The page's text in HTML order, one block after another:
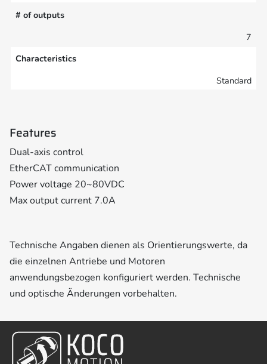
# of outputs
7
Characteristics
Standard
Features
Dual-axis control
EtherCAT communication
Power voltage 20~80VDC
Max output current 7.0A
Technische Angaben dienen als Orientierungswerte, da
die einzelnen Antriebe und Motoren
anwendungsbezogen konfiguriert werden. Technische
und optische Änderungen vorbehalten.